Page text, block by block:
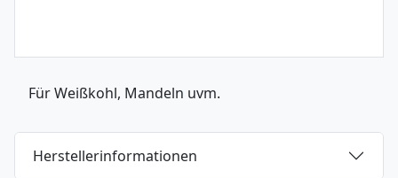
Für Weißkohl, Mandeln uvm.
Herstellerinformationen